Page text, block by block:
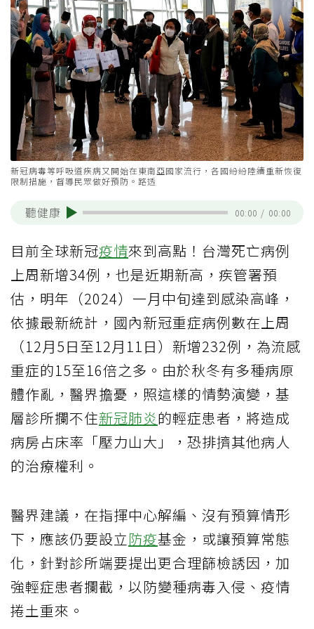
新冠病毒等呼吸道疾病又開始在東南亞國家流行，各國紛紛陸續重新恢復
限制措施，督導民眾做好預防。路透
聽健康 00:00 / 00:00
目前全球新冠疫情來到高點！台灣死亡病例
上周新增34例，也是近期新高，疾管署預
估，明年（2024）一月中旬達到感染高峰，
依據最新統計，國內新冠重症病例數在上周
（12月5日至12月11日）新增232例，為流感
重症的15至16倍之多。由於秋冬有多種病原
體作亂，醫界擔憂，照這樣的情勢演變，基
層診所攔不住新冠肺炎的輕症患者，將造成
病房占床率「壓力山大」，恐排擠其他病人
的治療權利。
醫界建議，在指揮中心解編、沒有預算情形
下，應該仍要設立防疫基金，或讓預算常態
化，針對診所端要提出更合理篩檢誘因，加
強輕症患者攔截，以防變種病毒入侵、疫情
捲土重來。